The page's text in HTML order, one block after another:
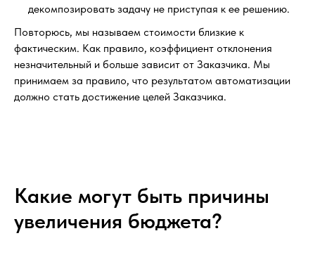
декомпозировать задачу не приступая к ее решению.
Повторюсь, мы называем стоимости близкие к
фактическим. Как правило, коэффициент отклонения
незначительный и больше зависит от Заказчика. Мы
принимаем за правило, что результатом автоматизации
должно стать достижение целей Заказчика.
Какие могут быть причины
увеличения бюджета?